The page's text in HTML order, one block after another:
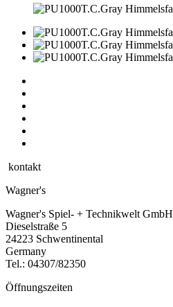
kontakt
Wagner's
Wagner's Spiel- + Technikwelt GmbH
Dieselstraße 5
24223 Schwentinental
Germany
Tel.: 04307/82350
Öffnungszeiten